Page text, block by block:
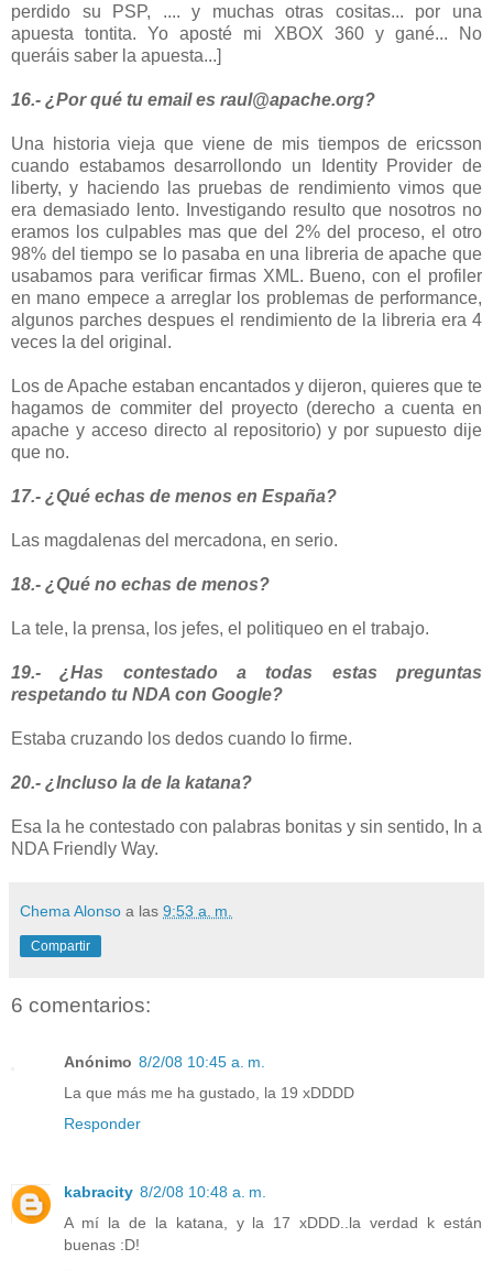
perdido su PSP, .... y muchas otras cositas... por una
apuesta tontita. Yo aposté mi XBOX 360 y gané... No
queráis saber la apuesta...]
16.- ¿Por qué tu email es raul@apache.org?
Una historia vieja que viene de mis tiempos de ericsson
cuando estabamos desarrollondo un Identity Provider de
liberty, y haciendo las pruebas de rendimiento vimos que
era demasiado lento. Investigando resulto que nosotros no
eramos los culpables mas que del 2% del proceso, el otro
98% del tiempo se lo pasaba en una libreria de apache que
usabamos para verificar firmas XML. Bueno, con el profiler
en mano empece a arreglar los problemas de performance,
algunos parches despues el rendimiento de la libreria era 4
veces la del original.
Los de Apache estaban encantados y dijeron, quieres que te
hagamos de commiter del proyecto (derecho a cuenta en
apache y acceso directo al repositorio) y por supuesto dije
que no.
17.- ¿Qué echas de menos en España?
Las magdalenas del mercadona, en serio.
18.- ¿Qué no echas de menos?
La tele, la prensa, los jefes, el politiqueo en el trabajo.
19.- ¿Has contestado a todas estas preguntas
respetando tu NDA con Google?
Estaba cruzando los dedos cuando lo firme.
20.- ¿Incluso la de la katana?
Esa la he contestado con palabras bonitas y sin sentido, In a
NDA Friendly Way.
Chema Alonso a las 9:53 a. m.
Compartir
6 comentarios:
Anónimo 8/2/08 10:45 a. m.
La que más me ha gustado, la 19 xDDDD
Responder
kabracity 8/2/08 10:48 a. m.
A mí la de la katana, y la 17 xDDD..la verdad k están
buenas :D!